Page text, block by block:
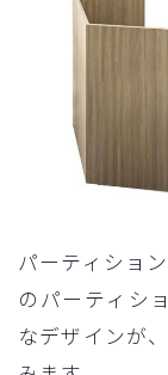
パーティショ
のパーティシ
なデザインが